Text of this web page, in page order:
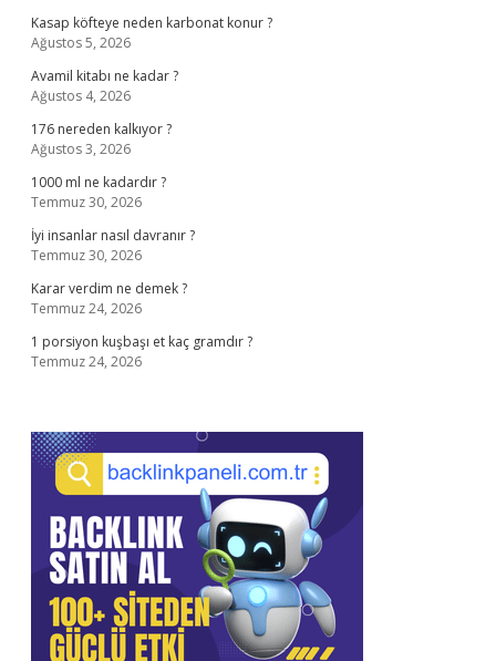
Kasap köfteye neden karbonat konur ?
Ağustos 5, 2026
Avamil kitabı ne kadar ?
Ağustos 4, 2026
176 nereden kalkıyor ?
Ağustos 3, 2026
1000 ml ne kadardır ?
Temmuz 30, 2026
İyi insanlar nasıl davranır ?
Temmuz 30, 2026
Karar verdim ne demek ?
Temmuz 24, 2026
1 porsiyon kuşbaşı et kaç gramdır ?
Temmuz 24, 2026